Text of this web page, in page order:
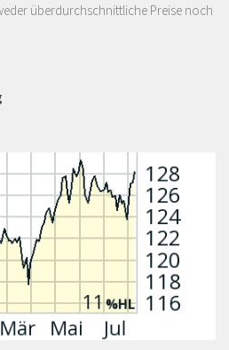
überdurchschnittliche Preise noch